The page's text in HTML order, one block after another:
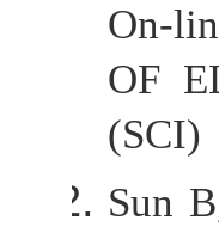
On-
OF
(SCI)
Sun